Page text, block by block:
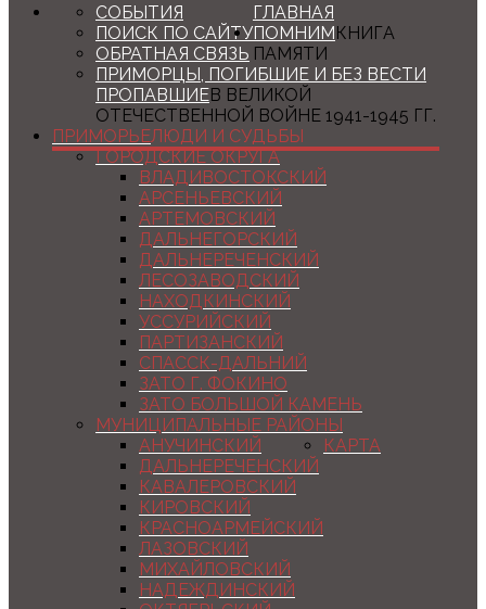
ГЛАВНАЯ
СОБЫТИЯ
ПОИСК ПО САЙТУ
ОБРАТНАЯ СВЯЗЬ
ПОМНИМКНИГА
ПАМЯТИ
ПРИМОРЦЫ, ПОГИБШИЕ И БЕЗ ВЕСТИ
ПРОПАВШИЕВ ВЕЛИКОЙ
ОТЕЧЕСТВЕННОЙ ВОЙНЕ 1941-1945 ГГ.
ПРИМОРЬЕЛЮДИ И СУДЬБЫ
ГОРОДСКИЕ ОКРУГА
ВЛАДИВОСТОКСКИЙ
АРСЕНЬЕВСКИЙ
АРТЕМОВСКИЙ
ДАЛЬНЕГОРСКИЙ
ДАЛЬНЕРЕЧЕНСКИЙ
ЛЕСОЗАВОДСКИЙ
НАХОДКИНСКИЙ
УССУРИЙСКИЙ
ПАРТИЗАНСКИЙ
СПАССК-ДАЛЬНИЙ
ЗАТО Г. ФОКИНО
ЗАТО БОЛЬШОЙ КАМЕНЬ
МУНИЦИПАЛЬНЫЕ РАЙОНЫ
АНУЧИНСКИЙ
ДАЛЬНЕРЕЧЕНСКИЙ
КАВАЛЕРОВСКИЙ
КИРОВСКИЙ
КРАСНОАРМЕЙСКИЙ
ЛАЗОВСКИЙ
МИХАЙЛОВСКИЙ
НАДЕЖДИНСКИЙ
КАРТА